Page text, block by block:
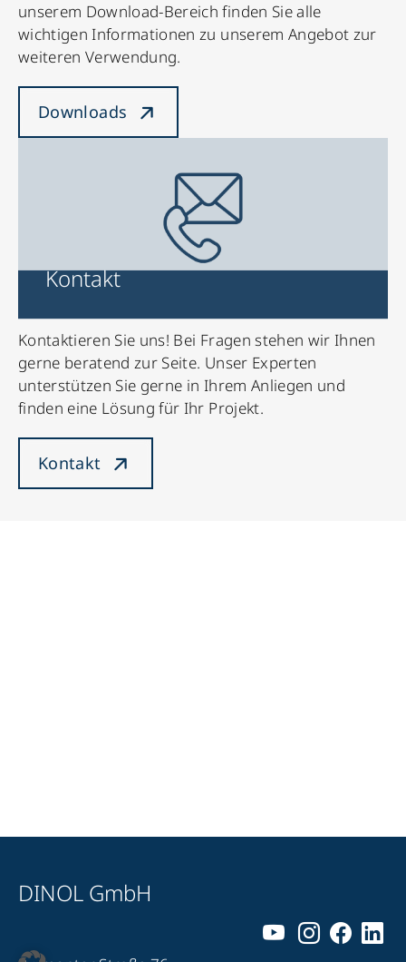
unserem Download-Bereich finden Sie alle
wichtigen Informationen zu unserem Angebot zur
weiteren Verwendung.
Downloads
Kontakt
Kontaktieren Sie uns! Bei Fragen stehen wir Ihnen
gerne beratend zur Seite. Unser Experten
unterstützen Sie gerne in Ihrem Anliegen und
finden eine Lösung für Ihr Projekt.
Kontakt
DINOL GmbH